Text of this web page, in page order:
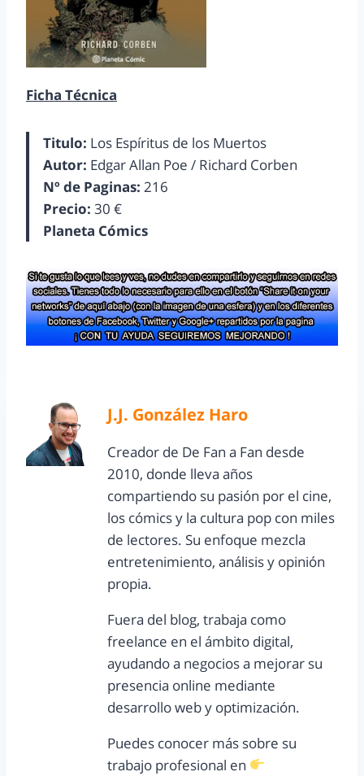
Ficha Técnica
Titulo: Los Espíritus de los Muertos
Autor: Edgar Allan Poe / Richard Corben
Nº de Paginas: 216
Precio: 30 €
Planeta Cómics
J.J. González Haro
Creador de De Fan a Fan desde
2010, donde lleva años
compartiendo su pasión por el cine,
los cómics y la cultura pop con miles
de lectores. Su enfoque mezcla
entretenimiento, análisis y opinión
propia.
Fuera del blog, trabaja como
freelance en el ámbito digital,
ayudando a negocios a mejorar su
presencia online mediante
desarrollo web y optimización.
Puedes conocer más sobre su
trabajo profesional en